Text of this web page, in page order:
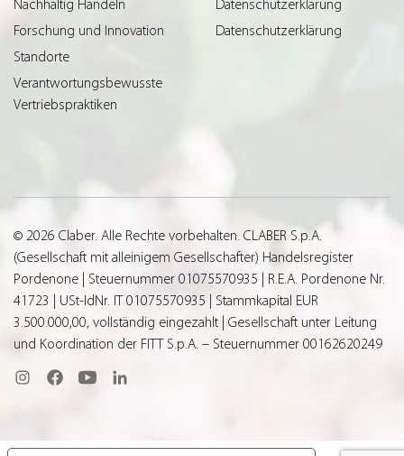
Nachhaltig Handeln
Forschung und Innovation
Standorte
Verantwortungsbewusste
Vertriebspraktiken
Datenschutzerklärung
Datenschutzerklärung
© 2026 Claber. Alle Rechte vorbehalten. CLABER S.p.A.
(Gesellschaft mit alleinigem Gesellschafter) Handelsregister
Pordenone | Steuernummer 01075570935 | R.E.A. Pordenone Nr.
41723 | USt-IdNr. IT 01075570935 | Stammkapital EUR
3.500.000,00, vollständig eingezahlt | Gesellschaft unter Leitung
und Koordination der FITT S.p.A. – Steuernummer 00162620249